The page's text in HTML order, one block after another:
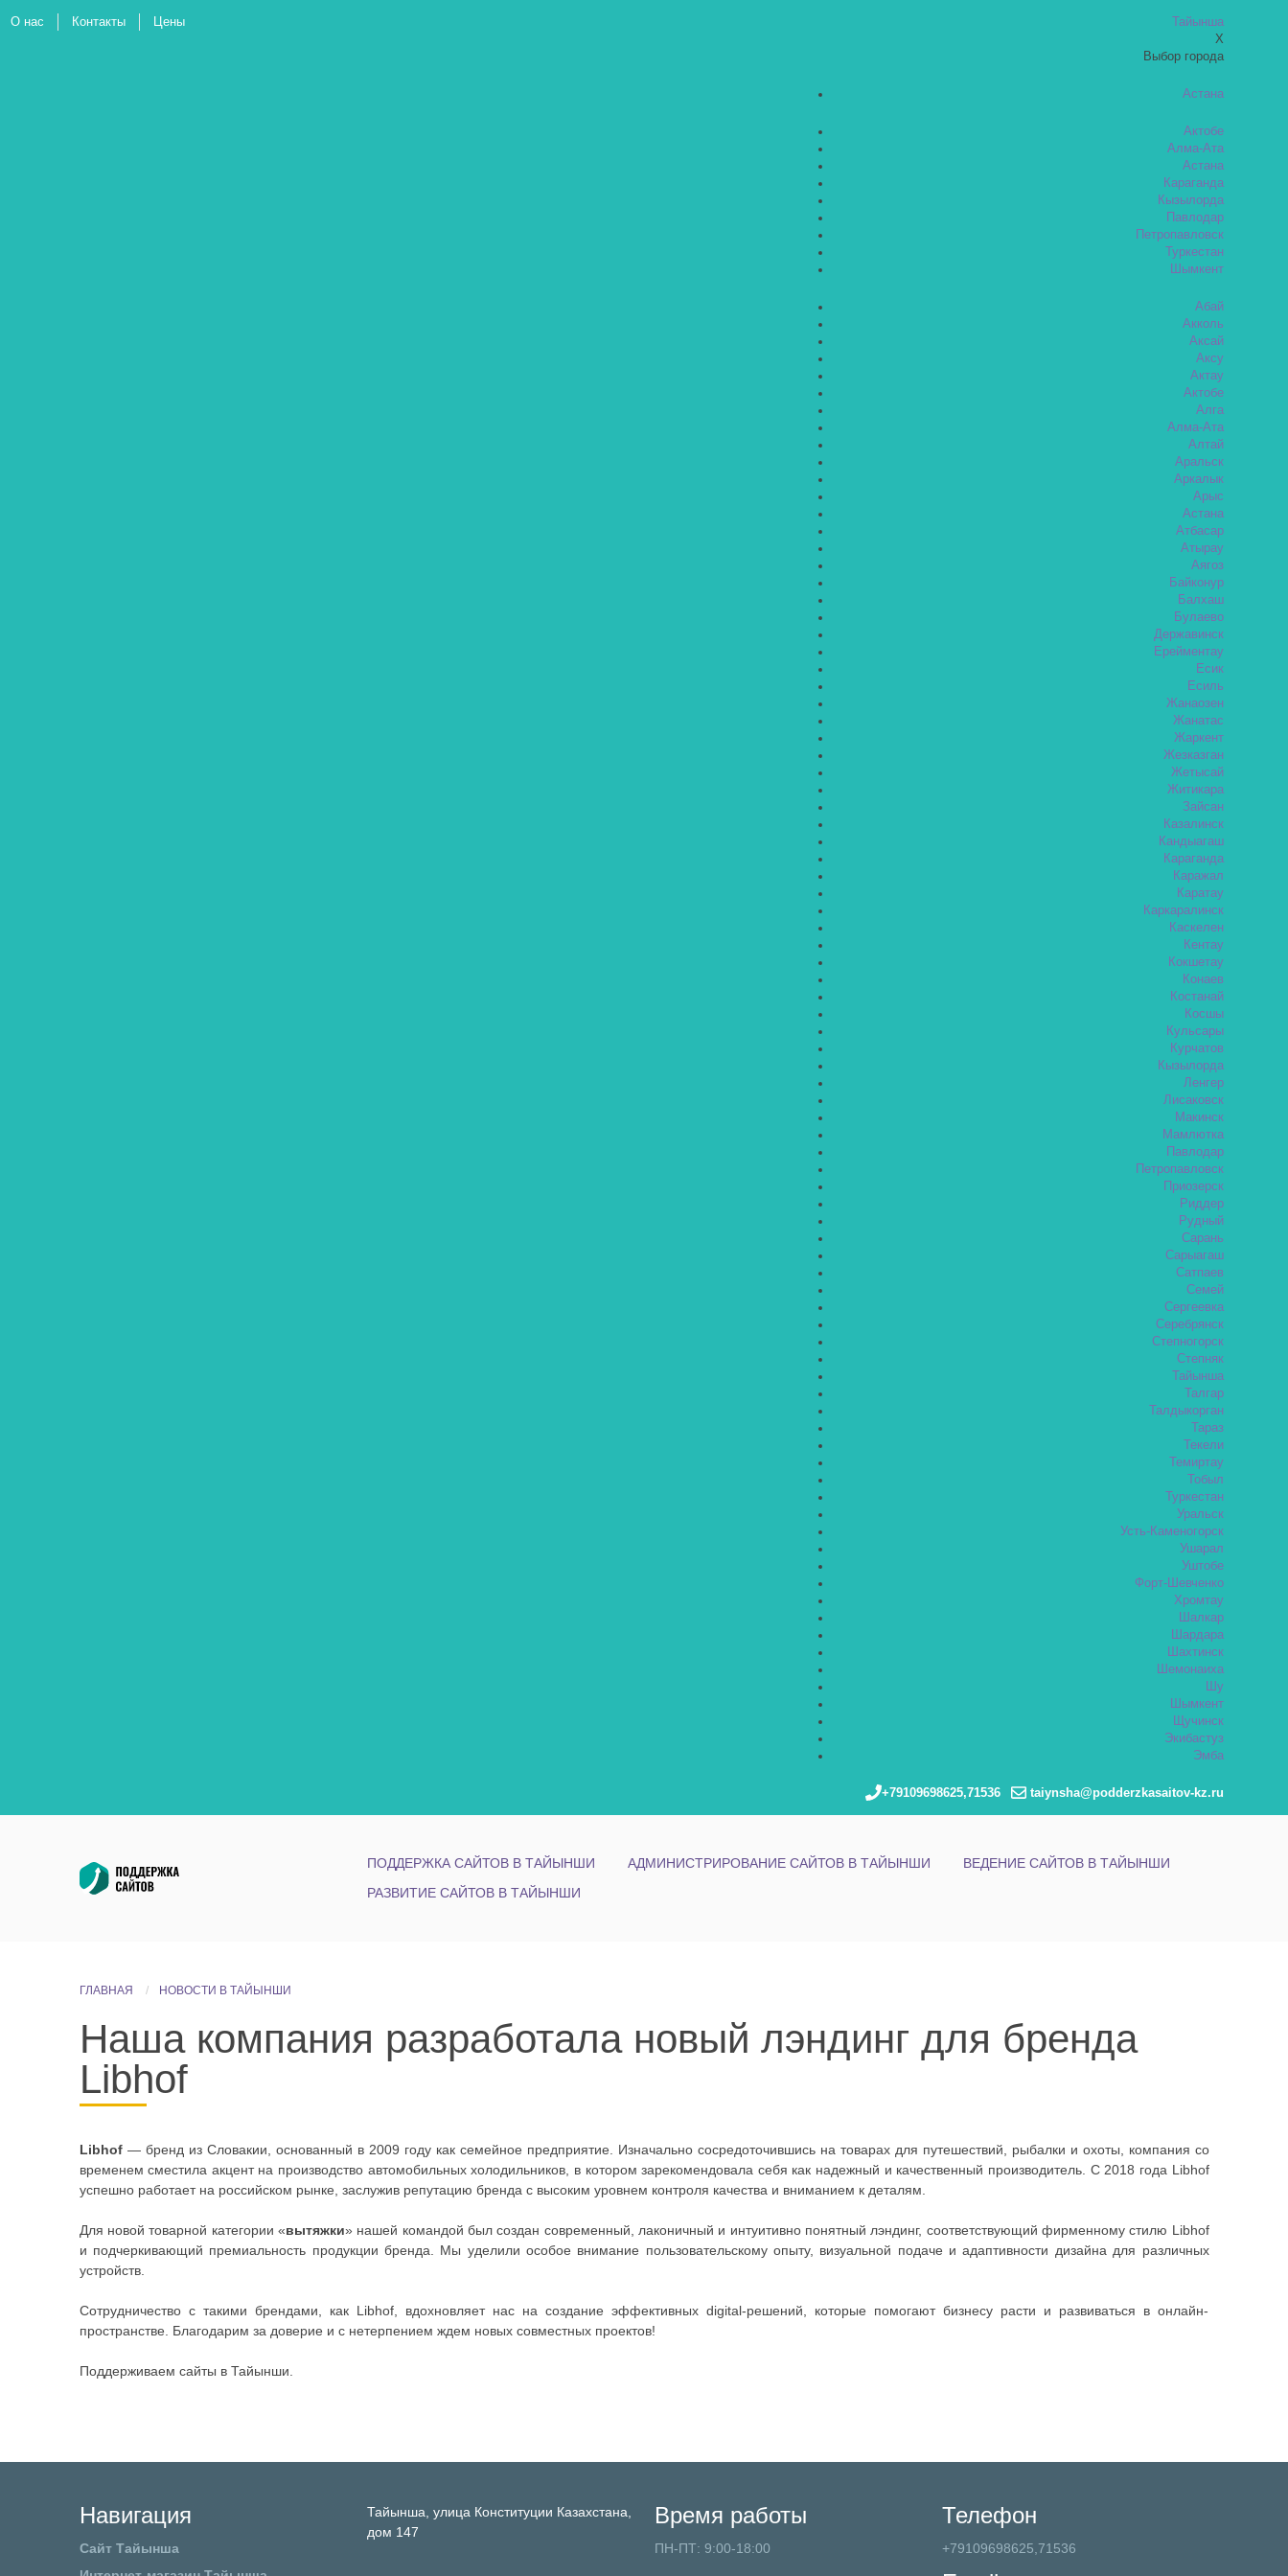
Тайынша
X
Выбор города
Астана
Актобе
Алма-Ата
Астана
Караганда
Кызылорда
Павлодар
Петропавловск
Туркестан
Шымкент
Абай
Акколь
Аксай
Аксу
Актау
Актобе
Алга
Алма-Ата
Алтай
Аральск
Аркалык
Арыс
Астана
Атбасар
Атырау
Аягоз
Байконур
Балхаш
Булаево
Державинск
Ерейментау
Есик
Есиль
Жанаозен
Жанатас
Жаркент
Жезказган
Жетысай
Житикара
Зайсан
Казалинск
Кандыагаш
Караганда
Каражал
Каратау
Каркаралинск
Каскелен
Кентау
Кокшетау
Конаев
Костанай
Косшы
Кульсары
Курчатов
Кызылорда
Ленгер
Лисаковск
Макинск
Мамлютка
Павлодар
Петропавловск
Приозерск
Риддер
Рудный
Сарань
Сарыагаш
Сатпаев
Семей
Сергеевка
Серебрянск
Степногорск
Степняк
Тайынша
Талгар
Талдыкорган
Тараз
Текели
Темиртау
Тобыл
Туркестан
Уральск
Усть-Каменогорск
Ушарал
Уштобе
Форт-Шевченко
Хромтау
Шалкар
Шардара
Шахтинск
Шемонаиха
Шу
Шымкент
Щучинск
Экибастуз
Эмба
+79109698625,71536 taiynsha@podderzkasaitov-kz.ru
О нас Контакты Цены
ПОДДЕРЖКА САЙТОВ В ТАЙЫНШИ АДМИНИСТРИРОВАНИЕ САЙТОВ В ТАЙЫНШИ
ВЕДЕНИЕ САЙТОВ В ТАЙЫНШИ
РАЗВИТИЕ САЙТОВ В ТАЙЫНШИ
ГЛАВНАЯ НОВОСТИ В ТАЙЫНШИ
Наша компания разработала новый лэндинг для бренда
Libhof
Libhof— бренд из Словакии, основанный в 2009 году как семейное предприятие. Изначально сосредоточившись на товарах для путешествий, рыбалки и охоты, компания со
временем сместила акцент на производство автомобильных холодильников, в котором зарекомендовала себя как надежный и качественный производитель. С 2018 года Libhof
успешно работает на российском рынке, заслужив репутацию бренда с высоким уровнем контроля качества и вниманием к деталям.
Для новой товарной категории «вытяжки» нашей командой был создан современный, лаконичный и интуитивно понятный лэндинг, соответствующий фирменному стилю Libhof
и подчеркивающий премиальность продукции бренда. Мы уделили особое внимание пользовательскому опыту, визуальной подаче и адаптивности дизайна для различных
устройств.
Сотрудничество с такими брендами, как Libhof, вдохновляет нас на создание эффективных digital-решений, которые помогают бизнесу расти и развиваться в онлайн-
пространстве. Благодарим за доверие и с нетерпением ждем новых совместных проектов!
Поддерживаем сайты в Тайынши.
Навигация
Сайт Тайынша
Тайынша, улица Конституции Казахстана,
дом 147
Телефон
+79109698625,71536
Время работы
ПН-ПТ: 9:00-18:00